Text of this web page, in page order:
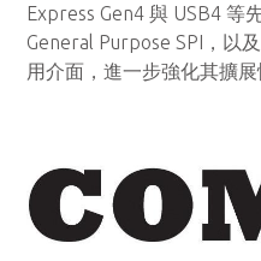
Express Gen4 與 USB4 等
General Purpose SPI，以
用介面，進一步強化其擴展